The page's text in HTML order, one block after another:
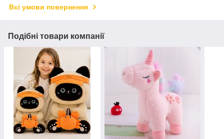
Всі умови повернення
Подібні товари компанії